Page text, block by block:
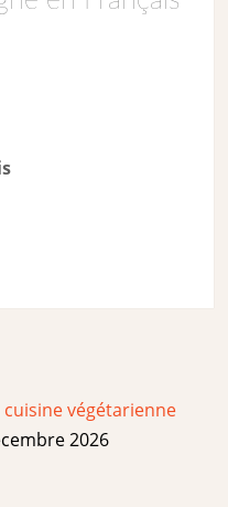
cuisine végétarienne
2026